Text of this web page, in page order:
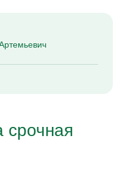
срочная